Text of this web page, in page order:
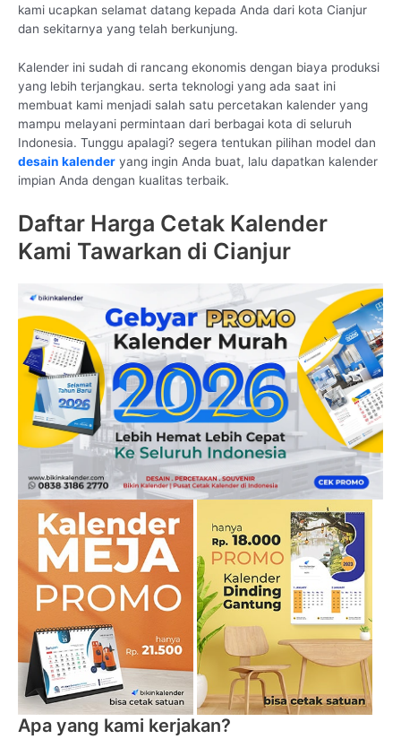
kami ucapkan selamat datang kepada Anda dari kota Cianjur
dan sekitarnya yang telah berkunjung.
Kalender ini sudah di rancang ekonomis dengan biaya produksi
yang lebih terjangkau. serta teknologi yang ada saat ini
membuat kami menjadi salah satu percetakan kalender yang
mampu melayani permintaan dari berbagai kota di seluruh
Indonesia. Tunggu apalagi? segera tentukan pilihan model dan
desain kalender yang ingin Anda buat, lalu dapatkan kalender
impian Anda dengan kualitas terbaik.
Daftar Harga Cetak Kalender
Kami Tawarkan di Cianjur
Apa yang kami kerjakan?